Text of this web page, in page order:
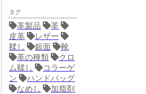
タグ
革製品
革
皮革
レザー
鞣し
銀面
靴
革の種類
クロ
ム鞣し
コラーゲ
ン
ハンドバッグ
なめし
加脂剤